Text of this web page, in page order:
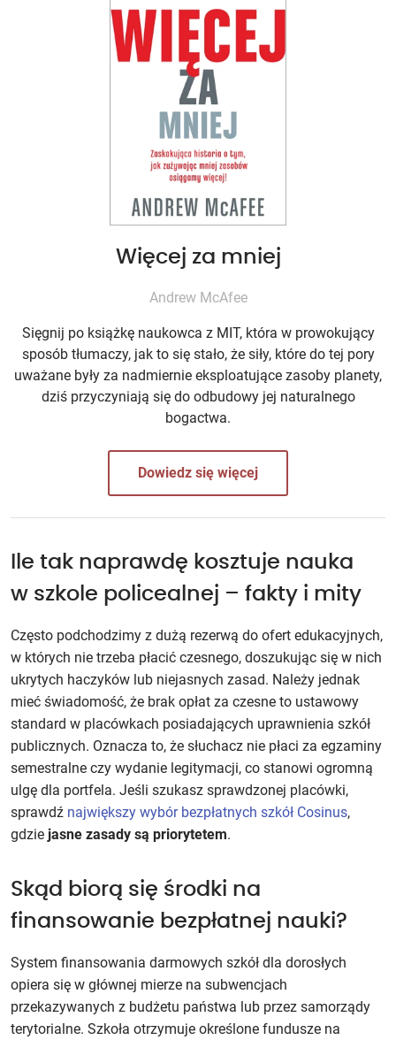
Więcej za mniej
Andrew McAfee
Sięgnij po książkę naukowca z MIT, która w prowokujący
sposób tłumaczy, jak to się stało, że siły, które do tej pory
uważane były za nadmiernie eksploatujące zasoby planety,
dziś przyczyniają się do odbudowy jej naturalnego
bogactwa.
Dowiedz się więcej
Ile tak naprawdę kosztuje nauka
w szkole policealnej – fakty i mity
Często podchodzimy z dużą rezerwą do ofert edukacyjnych,
w których nie trzeba płacić czesnego, doszukując się w nich
ukrytych haczyków lub niejasnych zasad. Należy jednak
mieć świadomość, że brak opłat za czesne to ustawowy
standard w placówkach posiadających uprawnienia szkół
publicznych. Oznacza to, że słuchacz nie płaci za egzaminy
semestralne czy wydanie legitymacji, co stanowi ogromną
ulgę dla portfela. Jeśli szukasz sprawdzonej placówki,
sprawdź największy wybór bezpłatnych szkół Cosinus,
gdzie jasne zasady są priorytetem.
Skąd biorą się środki na
finansowanie bezpłatnej nauki?
System finansowania darmowych szkół dla dorosłych
opiera się w głównej mierze na subwencjach
przekazywanych z budżetu państwa lub przez samorządy
terytorialne. Szkoła otrzymuje określone fundusze na